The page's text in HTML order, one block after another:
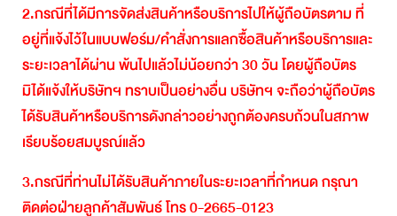
2.กรณีที่ได้มีการจัดส่งสินค้าหรือบริการไปให้ผู้ถือบัตรตามที่
อยู่ที่แจ้งไว้ในแบบฟอร์ม/คำสั่งการแลกซื้อสินค้าหรือบริการและ
ระยะเวลาได้ผ่านพ้นไปแล้วไม่น้อยกว่า30วันโดยผู้ถือบัตร
มิได้แจ้งให้บริษัทฯทราบเป็นอย่างอื่นบริษัทฯจะถือว่าผู้ถือบัตร
ได้รับสินค้าหรือบริการดังกล่าวอย่างถูกต้องครบถ้วนในสภาพ
เรียบร้อยสมบูรณ์แล้ว
3.กรณีที่ท่านไม่ได้รับสินค้าภายในระยะเวลาที่กำหนดกรุณา
ติดต่อฝ่ายลูกค้าสัมพันธ์โทร0-2665-0123